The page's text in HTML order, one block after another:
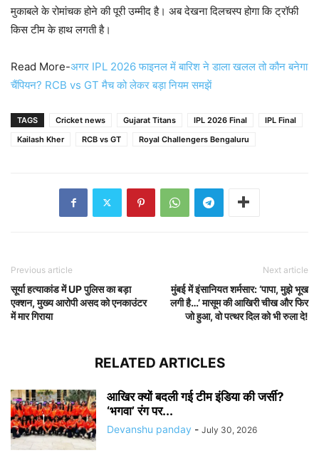
मुकाबले के रोमांचक होने की पूरी उम्मीद है। अब देखना दिलचस्प होगा कि ट्रॉफी
किस टीम के हाथ लगती है।
Read More-अगर IPL 2026 फाइनल में बारिश ने डाला खलल तो कौन बनेगा
चैंपियन? RCB vs GT मैच को लेकर बड़ा नियम समझें
TAGS Cricket news Gujarat Titans IPL 2026 Final
IPL Final
Kailash Kher
RCB vs GT Royal Challengers Bengaluru
Previous article
सूर्या हत्याकांड में UP पुलिस का बड़ा
एक्शन, मुख्य आरोपी असद को एनकाउंटर
में मार गिराया
Next article
मुंबई में इंसानियत शर्मसार: ‘पापा, मुझे भूख
लगी है…’ मासूम की आखिरी चीख और फिर
जो हुआ, वो पत्थर दिल को भी रुला दे!
RELATED ARTICLES
आखिर क्यों बदली गई टीम इंडिया की जर्सी?
‘भगवा’ रंग पर...
Devanshu panday - July 30, 2026